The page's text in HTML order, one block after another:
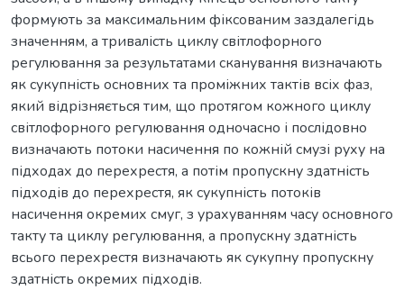
формують за максимальним фіксованим заздалегідь
значенням, а тривалість циклу світлофорного
регулювання за результатами сканування визначають
як сукупність основних та проміжних тактів всіх фаз,
який відрізняється тим, що протягом кожного циклу
світлофорного регулювання одночасно і послідовно
визначають потоки насичення по кожній смузі руху на
підходах до перехрестя, а потім пропускну здатність
підходів до перехрестя, як сукупність потоків
насичення окремих смуг, з урахуванням часу основного
такту та циклу регулювання, а пропускну здатність
всього перехрестя визначають як сукупну пропускну
здатність окремих підходів.